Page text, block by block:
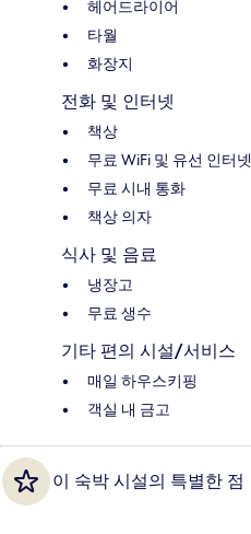
헤어드라이어
타월
화장지
전화 및 인터넷
책상
무료 WiFi 및 유선 인터넷
무료 시내 통화
책상 의자
식사 및 음료
냉장고
무료 생수
기타 편의 시설/서비스
매일 하우스키핑
객실 내 금고
이 숙박 시설의 특별한 점